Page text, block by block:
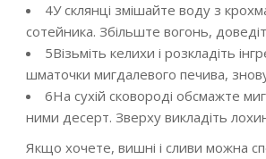
4У склянці змішайте воду з
сотейника. Збільште вогонь,
5Візьміть келихи і розкладіть
шматочки мигдалевого печива,
6На сухій сковороді обсмажте
ними десерт. Зверху викладіть
Якщо хочете, вишні і сливи можна